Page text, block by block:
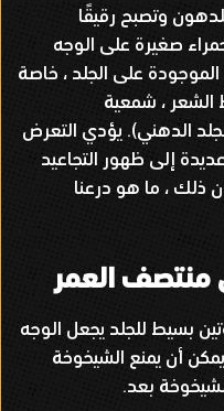
وتصبح رقيقًا
صغيرة على الوجه
على الجلد ، خاصة
الشعر ، شمعية
الدهني). يؤدي التعرض
إلى ظهور التجاعيد
، ما هو درعنا
منتصف العمر
بسيط للجلد يجعل الوجه
أن يمنع الشيخوخة
بعد.